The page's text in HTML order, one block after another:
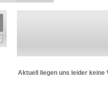
Aktuell liegen uns leider keine